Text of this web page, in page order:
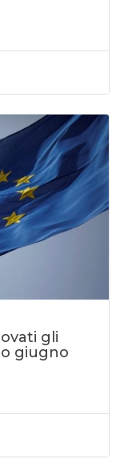
gli
giugno